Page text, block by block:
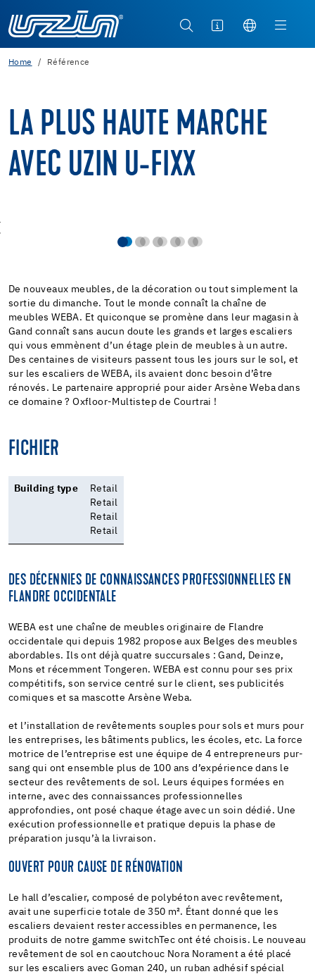
Home Référence
LA PLUS HAUTE MARCHE
AVEC UZIN U-FIXX
De nouveaux meubles, de la décoration ou tout simplement la
sortie du dimanche. Tout le monde connaît la chaîne de
meubles WEBA. Et quiconque se promène dans leur magasin à
Gand connaît sans aucun doute les grands et larges escaliers
qui vous emmènent d’un étage plein de meubles à un autre.
Des centaines de visiteurs passent tous les jours sur le sol, et
sur les escaliers de WEBA, ils avaient donc besoin d’être
rénovés. Le partenaire approprié pour aider Arsène Weba dans
ce domaine ? Oxfloor-Multistep de Courtrai !
FICHIER
Building type
Retail
Retail
Retail
Retail
DES DÉCENNIES DE CONNAISSANCES PROFESSIONNELLES EN
FLANDRE OCCIDENTALE
WEBA est une chaîne de meubles originaire de Flandre
occidentale qui depuis 1982 propose aux Belges des meubles
abordables. Ils ont déjà quatre succursales : Gand, Deinze,
Mons et récemment Tongeren. WEBA est connu pour ses prix
compétitifs, son service centré sur le client, ses publicités
comiques et sa mascotte Arsène Weba.
et l’installation de revêtements souples pour sols et murs pour
les entreprises, les bâtiments publics, les écoles, etc. La force
motrice de l’entreprise est une équipe de 4 entrepreneurs pur-
sang qui ont ensemble plus de 100 ans d’expérience dans le
secteur des revêtements de sol. Leurs équipes formées en
interne, avec des connaissances professionnelles
approfondies, ont posé chaque étage avec un soin dédié. Une
exécution professionnelle et pratique depuis la phase de
préparation jusqu’à la livraison.
OUVERT POUR CAUSE DE RÉNOVATION
Le hall d’escalier, composé de polybéton avec revêtement,
avait une superficie totale de 350 m². Étant donné que les
escaliers devaient rester accessibles en permanence, les
produits de notre gamme switchTec ont été choisis. Le nouveau
revêtement de sol en caoutchouc Nora Norament a été placé
sur les escaliers avec Goman 240, un ruban adhésif spécial